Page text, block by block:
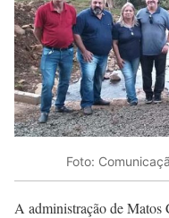
Foto:
A administração de Matos